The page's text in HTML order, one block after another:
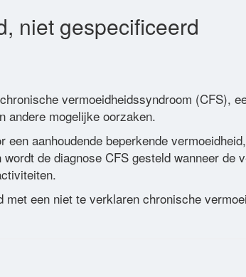
niet gespecificeerd
vermoeidheidssyndroom (CFS),
andere mogelijke oorzaken.
een aanhoudende beperkende
de diagnose CFS gesteld wanneer de
met een niet te verklaren chronische